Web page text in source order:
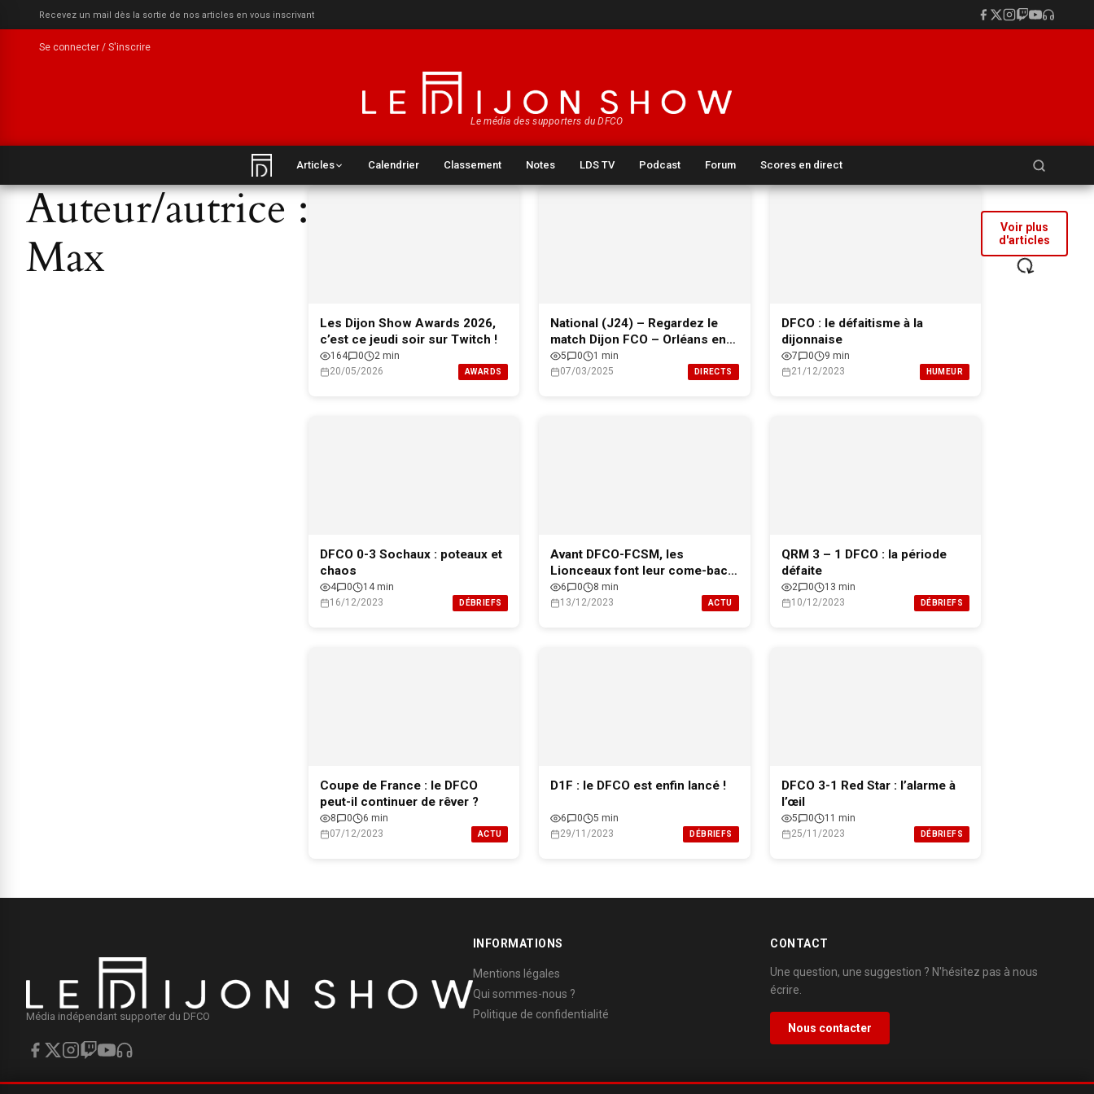
Recevez un mail dès la sortie de nos articles en vous inscrivant
Se connecter / S'inscrire
Le média des supporters du DFCO
Articles Calendrier Classement Notes LDS TV Podcast Forum Scores en direct
Auteur/autrice :
Max
Les Dijon Show Awards 2026,
c’est ce jeudi soir sur Twitch !
164 0
2 min
20/05/2026
AWARDS
National (J24) – Regardez le
match Dijon FCO – Orléans en
direct !
5 0
1 min
07/03/2025
DIRECTS
DFCO : le défaitisme à la
dijonnaise
7 0
9 min
21/12/2023
HUMEUR
DFCO 0-3 Sochaux : poteaux et
chaos
4 0
14 min
16/12/2023
DÉBRIEFS
Avant DFCO-FCSM, les
Lionceaux font leur come-back
!
6 0
8 min
13/12/2023
ACTU
QRM 3 – 1 DFCO : la période
défaite
2 0
13 min
10/12/2023
DÉBRIEFS
Coupe de France : le DFCO
peut-il continuer de rêver ?
8 0
6 min
07/12/2023
ACTU
D1F : le DFCO est enfin lancé !
6 0
5 min
29/11/2023
DÉBRIEFS
DFCO 3-1 Red Star : l’alarme à
l’œil
5 0
11 min
25/11/2023
DÉBRIEFS
Voir plus
d'articles
Média indépendant supporter du DFCO
INFORMATIONS
Mentions légales
Qui sommes-nous ?
Politique de confidentialité
CONTACT
Une question, une suggestion ? N'hésitez pas à nous
écrire.
Nous contacter